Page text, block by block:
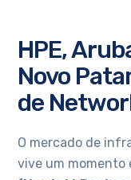
HPE,
Novo
de
O mercado de
vive um momento